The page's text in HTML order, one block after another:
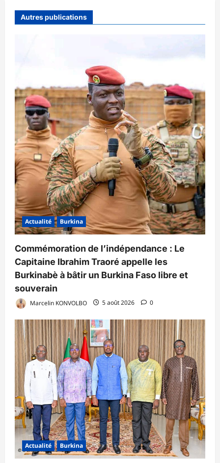
Autres publications
Actualité Burkina
Commémoration de l’indépendance : Le
Capitaine Ibrahim Traoré appelle les
Burkinabè à bâtir un Burkina Faso libre et
souverain
Marcelin KONVOLBO 5 août 2026 0
Actualité Burkina